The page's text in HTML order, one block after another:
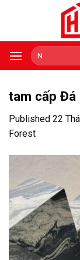
Tìm
kiếm:
tam cấp Đá
Published 22
Forest